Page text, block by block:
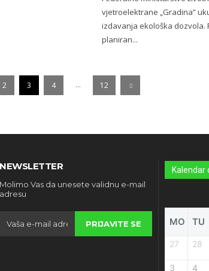
vjetroelektrane „Gradina”
izdavanja ekološka dozvola.
planiran...
2 3 4 ... 12
NEWSLETTER
Molimo Vas da unesete validnu e-mail
adresu
PRIJAVITE SE
Kalendar
MO TU
27 28
3 4